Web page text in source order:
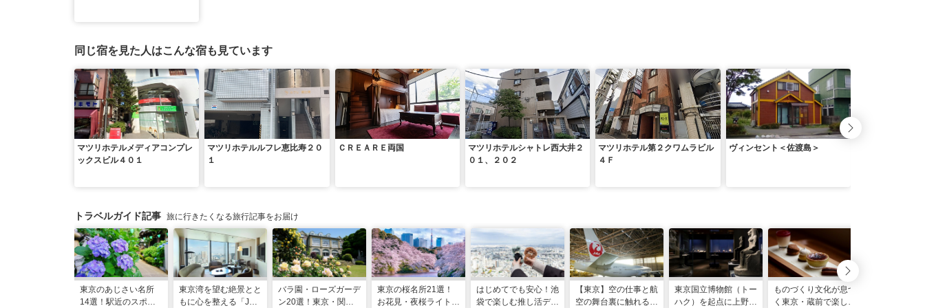
同じ宿を見た人はこんな宿も見ています
マツリホテルメディアコンプレ
ックスビル４０１
マツリホテルルフレ恵比寿２０
１
ＣＲＥＡＲＥ両国
マツリホテルシャトレ西大井２
０１、２０２
マツリホテル第２クワムラビル
４Ｆ
ヴィンセント＜佐渡島＞
トラベルガイド記事 旅に行きたくなる旅行記事をお届け
東京のあじさい名所
14選！駅近のスポッ
東京湾を望む絶景とと
もに心を整える「JW
バラ園・ローズガーデ
ン20選！東京・関東
東京の桜名所21選！
お花見・夜桜ライトア
はじめてでも安心！池
袋で楽しむ推し活デビ
【東京】空の仕事と航
空の舞台裏に触れる
東京国立博物館（トー
ハク）を起点に上野を
ものづくり文化が息づ
く東京・蔵前で楽し